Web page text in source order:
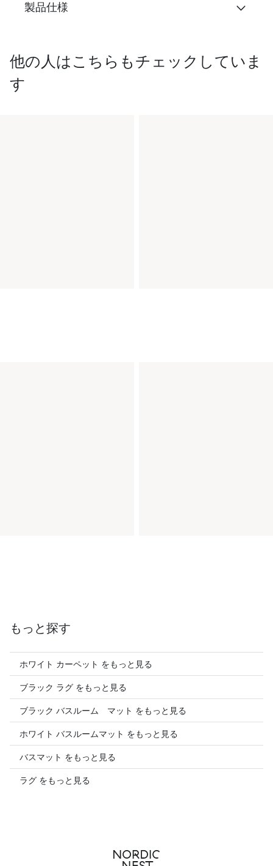
製品仕様
他の人はこちらもチェックしていま
す
もっと探す
ホワイト カーペット をもっと見る
ブラック ラグ をもっと見る
ブラック バスルーム マット をもっと見る
ホワイト バスルームマット をもっと見る
バスマット をもっと見る
ラグ をもっと見る